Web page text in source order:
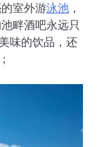
室外游泳池 ，
畔酒吧永远只
味的饮品，还